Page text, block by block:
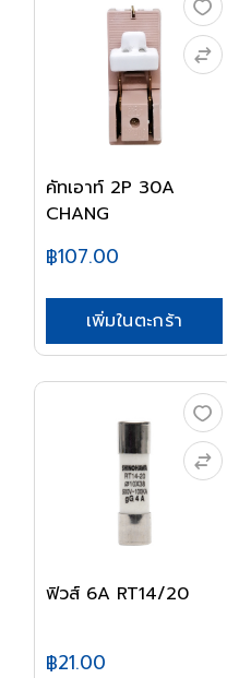
คัทเอาท์ 2P 30A
CHANG
฿107.00
เพิ่มในตะกร้า
ฟิวส์ 6A RT14/20
฿21.00